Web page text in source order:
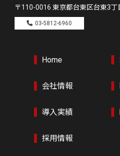
〒110-0016 東京都台東区台東3丁
03-5812-6960
Home
会社情報
導入実績
採用情報